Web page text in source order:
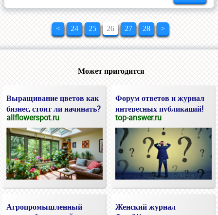
< 24 25 26 27 28 >
Может пригодится
Выращивание цветов как
бизнес, стоит ли начинать?
allflowerspot.ru
Форум ответов и журнал
интересных публикаций!
top-answer.ru
Агропромышленный
Женский журнал